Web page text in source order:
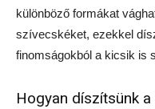
különböző formákat
szívecskéket, ezekkel
finomságokból a kicsik is
Hogyan díszítsünk